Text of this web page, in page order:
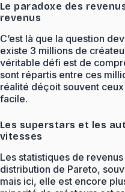
Le paradoxe des
revenus
C’est là que la question
existe 3 millions de
véritable défi est de
sont répartis entre ces
réalité déçoit souvent
facile.
Les superstars et les
vitesses
Les statistiques de
distribution de Pareto,
mais ici, elle est encore